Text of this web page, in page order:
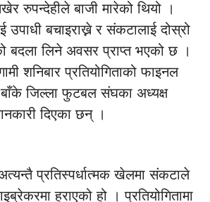
रुपन्देहीले बाजी मारेको थियो ।
उपाधी बचाइराख्ने र संकटालाई दोस्रो
बदला लिने अवसर प्राप्त भएको छ ।
शनिबार प्रतियोगिताको फाइनल
जिल्ला फुटबल संघका अध्यक्ष
दिएका छन् ।
प्रतिस्पर्धात्मक खेलमा संकटाले
हराएको हो । प्रतियोगितामा